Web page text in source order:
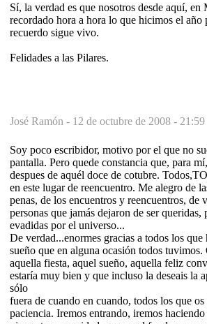
Sí, la verdad es que nosotros desde aquí,
recordado hora a hora lo que hicimos el año
recuerdo sigue vivo.
Felidades a las Pilares.
José Ramón - 12 de octubre de 2008 - 21:59
Soy poco escribidor, motivo por el que no
pantalla. Pero quede constancia que, para
despues de aquél doce de cotubre.
en este lugar de reencuentro. Me alegro de
penas, de los encuentros y reencuentros, de
personas que jamás dejaron de ser queridas,
evadidas por el universo...
De verdad...enormes gracias a todos los que
sueño que en alguna ocasión todos tuvimos.
aquella fiesta, aquel sueño, aquella feliz
estaría muy bien y que incluso la deseais la
sólo
fuera de cuando en cuando, todos los que os
paciencia. Iremos entrando, iremos